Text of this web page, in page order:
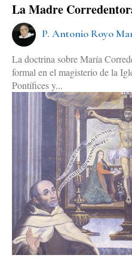
La Madre
P. Antonio Royo
La doctrina sobre María
formal en el magisterio de la
Pontífices y...